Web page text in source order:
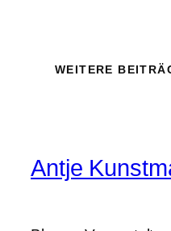
WEITERE
Antje